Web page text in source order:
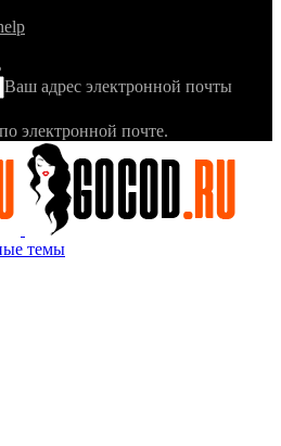
Ваш адрес электронной почты
электронной почте.
темы